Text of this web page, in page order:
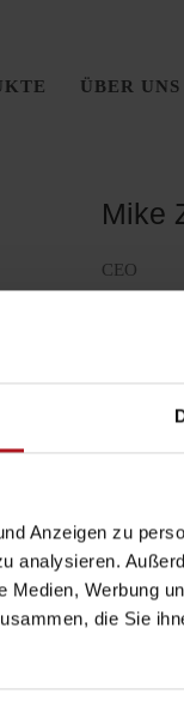
Anzeigen zu
analysieren.
Medien, Werbung
die Sie
ÜBER UNS
Mike
CEO